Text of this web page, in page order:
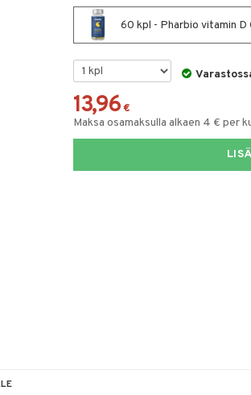
60 kpl - Pharbio vitamin D
13,96 €
Maksa osamaksulla alkaen 4 € per